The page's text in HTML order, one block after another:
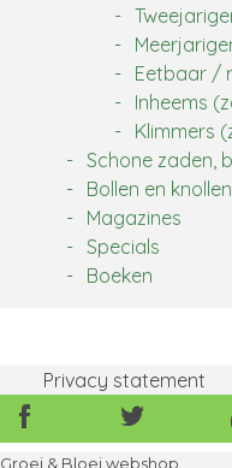
Eetbaar /
Inheems
Klimmers
Schone zaden,
Bollen en knollen
Magazines
Specials
Boeken
Privacy statement
ons
ook
Volg
ons
ook
Groei & Bloei webshop